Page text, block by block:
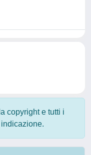
copyright e tutti i